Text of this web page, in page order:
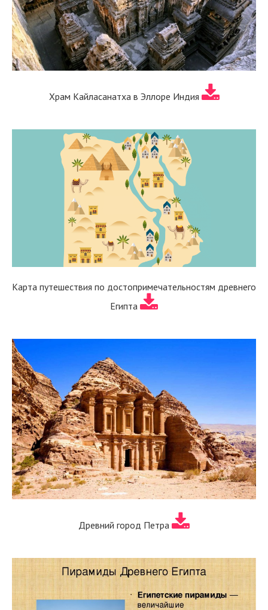
Храм Кайласанатха в Эллоре Индия
Карта путешествия по достопримечательностям древнего
Египта
Древний город Петра